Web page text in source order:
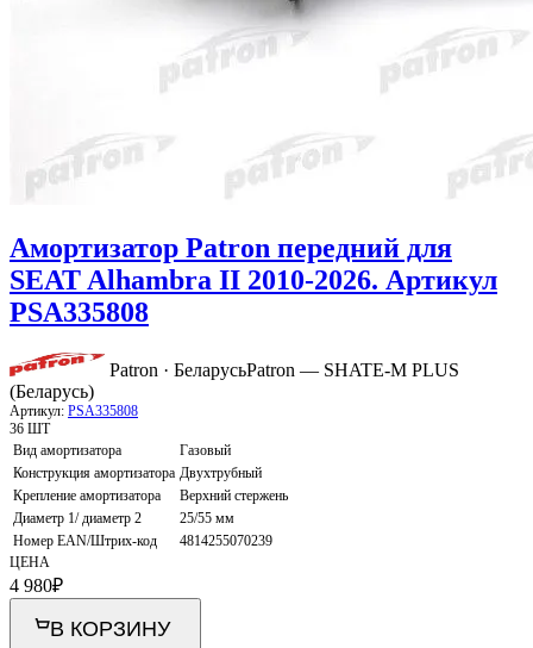
Амортизатор Patron передний для
SEAT Alhambra II 2010-2026. Артикул
PSA335808
Patron · БеларусьPatron — SHATE-M PLUS
(Беларусь)
Артикул: PSA335808
36 ШТ
Вид амортизатора
Газовый
Конструкция амортизатора Двухтрубный
Крепление амортизатора
Верхний стержень
Диаметр 1/ диаметр 2
25/55 мм
Номер EAN/Штрих-код
4814255070239
ЦЕНА
4 980₽
В КОРЗИНУ